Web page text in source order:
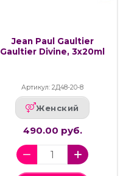
Jean Paul Gaultier
Gaultier Divine, 3x20ml
Артикул: 2Д48-20-8
Женский
490.00 руб.